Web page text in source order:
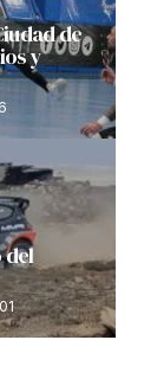
de
y
del